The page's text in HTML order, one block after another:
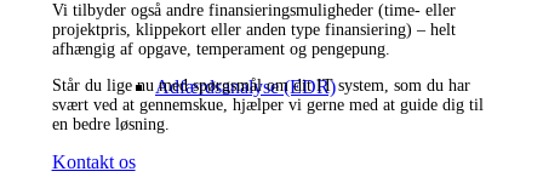
Adfærdsanalyse (EDR)
Vi tilbyder også andre finansieringsmuligheder (time- eller
projektpris, klippekort eller anden type finansiering) – helt
afhængig af opgave, temperament og pengepung.
Står du lige nu med spørgsmål om dit IT system, som du har
svært ved at gennemskue, hjælper vi gerne med at guide dig til
en bedre løsning.
Kontakt os